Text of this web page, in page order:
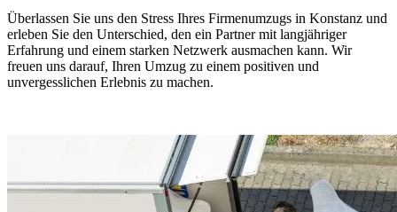
Überlassen Sie uns den Stress Ihres Firmenumzugs in Konstanz und
erleben Sie den Unterschied, den ein Partner mit langjähriger
Erfahrung und einem starken Netzwerk ausmachen kann. Wir
freuen uns darauf, Ihren Umzug zu einem positiven und
unvergesslichen Erlebnis zu machen.